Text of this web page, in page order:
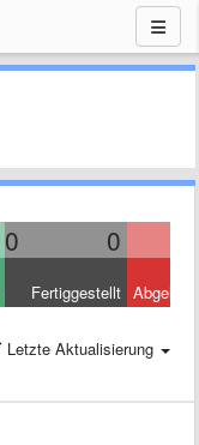
0 0
Fertiggestellt
Letzte Aktualisierung